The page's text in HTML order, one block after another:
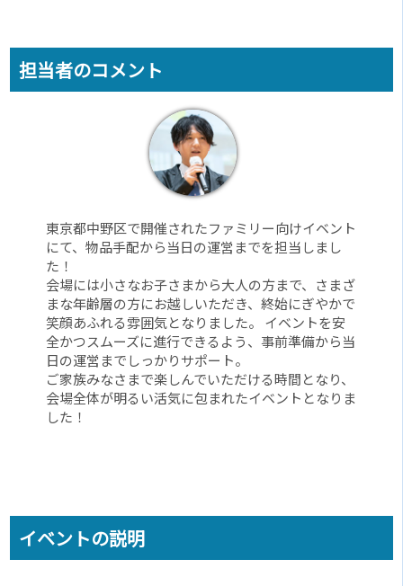
担当者のコメント
東京都中野区で開催されたファミリー向けイベント
にて、物品手配から当日の運営までを担当しまし
た！
会場には小さなお子さまから大人の方まで、さまざ
まな年齢層の方にお越しいただき、終始にぎやかで
笑顔あふれる雰囲気となりました。 イベントを安
全かつスムーズに進行できるよう、事前準備から当
日の運営までしっかりサポート。
ご家族みなさまで楽しんでいただける時間となり、
会場全体が明るい活気に包まれたイベントとなりま
した！
イベントの説明